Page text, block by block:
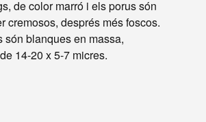
de color marró i els porus són
cremosos, després més foscos.
són blanques en massa,
14-20 x 5-7 micres.